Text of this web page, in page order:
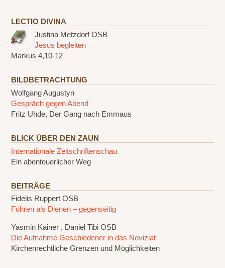
LECTIO DIVINA
Justina Metzdorf OSB
Jesus begleiten
Markus 4,10-12
BILDBETRACHTUNG
Wolfgang Augustyn
Gespräch gegen Abend
Fritz Uhde, Der Gang nach Emmaus
BLICK ÜBER DEN ZAUN
Internationale Zeitschriftenschau
Ein abenteuerlicher Weg
BEITRÄGE
Fidelis Ruppert OSB
Führen als Dienen – gegenseitig
Yasmin Kainer , Daniel Tibi OSB
Die Aufnahme Geschiedener in das Noviziat
Kirchenrechtliche Grenzen und Möglichkeiten